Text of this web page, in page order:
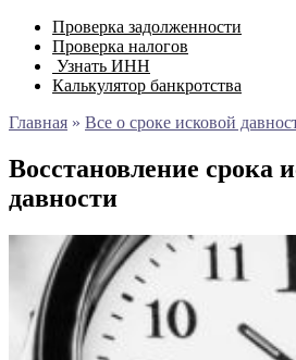
Проверка задолженности
Проверка налогов
Узнать ИНН
Калькулятор банкротства
Главная » Все о сроке исковой
Восстановление срока
давности